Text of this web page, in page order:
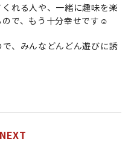
れる人や、一緒に趣味を楽
ので、もう十分幸せです☺️
、みんなどんどん遊びに誘
NEXT